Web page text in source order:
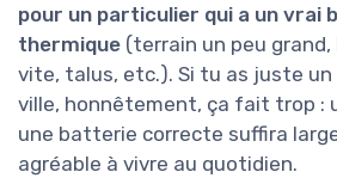
pour un particulier qui a un vrai
thermique (terrain un peu
vite, talus, etc.). Si tu as juste
ville, honnêtement, ça fait trop :
une batterie correcte suffira
agréable à vivre au quotidien.